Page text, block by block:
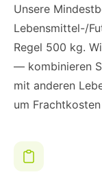
Unsere
Lebensmittel-/
Regel 500 kg.
— kombinieren
mit anderen
um